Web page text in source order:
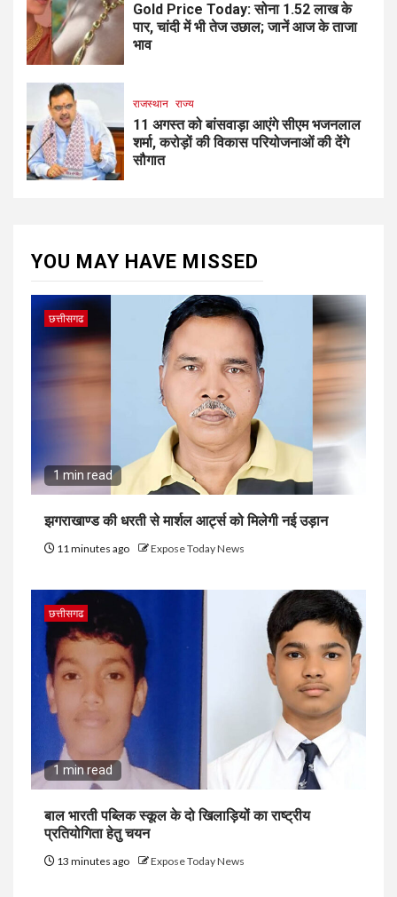
Gold Price Today: सोना ₹1.52 लाख के
पार, चांदी में भी तेज उछाल; जानें आज के ताजा
भाव
राजस्थान राज्य
11 अगस्त को बांसवाड़ा आएंगे सीएम भजनलाल
शर्मा, करोड़ों की विकास परियोजनाओं की देंगे
सौगात
YOU MAY HAVE MISSED
छत्तीसगढ
1 min read
झगराखाण्ड की धरती से मार्शल आर्ट्स को मिलेगी नई उड़ान
11 minutes ago Expose Today News
छत्तीसगढ
1 min read
बाल भारती पब्लिक स्कूल के दो खिलाड़ियों का राष्ट्रीय
प्रतियोगिता हेतु चयन
13 minutes ago Expose Today News